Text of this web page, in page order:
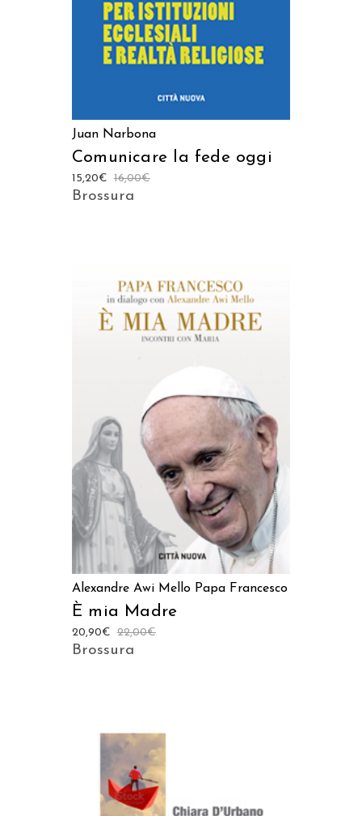
Juan Narbona
Comunicare la fede oggi
16,00€
15,20€
Brossura
AGGIUNGI AL CARRELLO
Alexandre Awi Mello Papa Francesco
È mia Madre
22,00€
20,90€
Brossura